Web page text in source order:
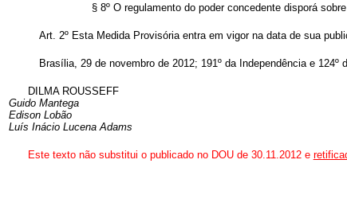
§ 8º O regulamento do poder concedente disporá
Art. 2º Esta Medida Provisória entra em vigor na data de sua
Brasília, 29 de novembro de 2012; 191º da Independência e 124º
DILMA ROUSSEFF
Guido Mantega
Edison Lobão
Luís Inácio Lucena Adams
Este texto não substitui o publicado no DOU de 30.11.2012 e